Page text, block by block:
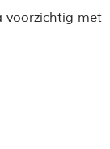
voorzichtig met